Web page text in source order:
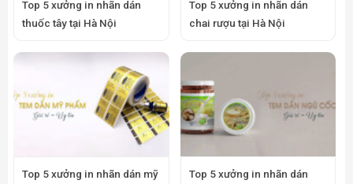
Top 5 xưởng in nhãn dán
thuốc tây tại Hà Nội
Top 5 xưởng in nhãn dán
chai rượu tại Hà Nội
Top 5 xưởng in nhãn dán mỹ
Top 5 xưởng in nhãn dán